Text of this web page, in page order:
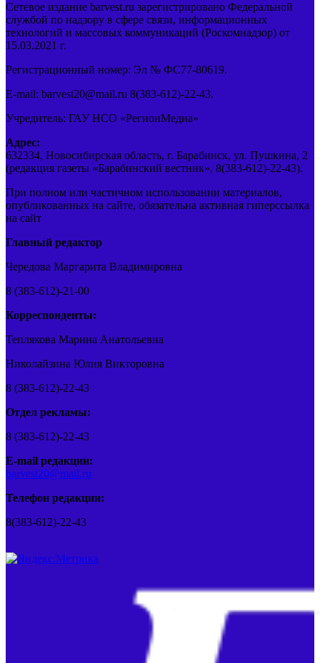
Сетевое издание barvest.ru зарегистрировано Федеральной
службой по надзору в сфере связи, информационных
технологий и массовых коммуникаций (Роскомнадзор) от
15.03.2021 г.
Регистрационный номер: Эл № ФС77-80619.
E-mail: barvest20@mail.ru 8(383-612)-22-43.
Учредитель: ГАУ НСО «РегионМедиа»
Адрес:
632334, Новосибирская область, г. Барабинск, ул. Пушкина, 2
(редакция газеты «Барабинский вестник», 8(383-612)-22-43).
При полном или частичном использовании материалов,
опубликованных на сайте, обязательна активная гиперссылка
на сайт
Главный редактор
Чередова Маргарита Владимировна
8 (383-612)-21-00
Корреспонденты:
Теплякова Марина Анатольевна
Николайзина Юлия Викторовна
8 (383-612)-22-43
Отдел рекламы:
8 (383-612)-22-43
E-mail редакции:
barvest20@mail.ru
Телефон редакции:
8(383-612)-22-43